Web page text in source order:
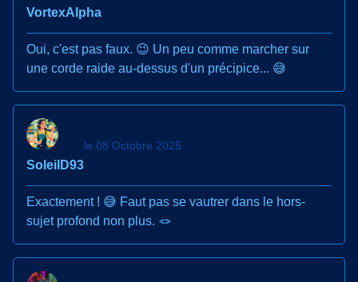
VortexAlpha
Oui, c'est pas faux. 😉 Un peu comme marcher sur
une corde raide au-dessus d'un précipice... 😅
SoleilD93
le 08 Octobre 2025
Exactement ! 😅 Faut pas se vautrer dans le hors-
sujet profond non plus. 🪢